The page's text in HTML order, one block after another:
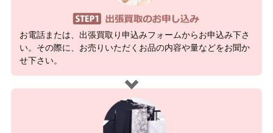
お電話または、出張買取り申込みフォームからお申込み下さ
い。その際に、お売りいただくお品の内容や量などをお聞か
せ下さい。